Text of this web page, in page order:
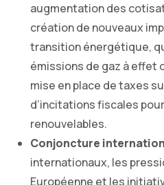
augmentation des
création de nouveaux
transition énergétique,
émissions de gaz à effet
mise en place de taxes
d’incitations fiscales
renouvelables.
Conjoncture
internationaux, les
Européenne et les